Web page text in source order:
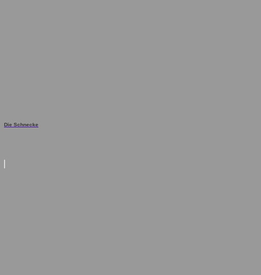
Die Schnecke